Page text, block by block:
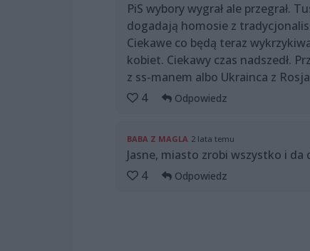
PiS wybory wygrał ale przegrał.
dogadają homosie z
Ciekawe co będą teraz
kobiet. Ciekawy czas nadszedł.
z ss-manem albo Ukrainca z
4
Odpowiedz
BABA Z MAGLA 2 lata temu
Jasne, miasto zrobi wszystko i
4
Odpowiedz